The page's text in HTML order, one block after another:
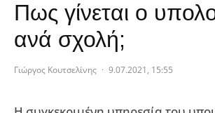
Πως γίνεται ο
ανά σχολή;
Γιώργος Κουτσελίνης · 9.07.2021, 15:55